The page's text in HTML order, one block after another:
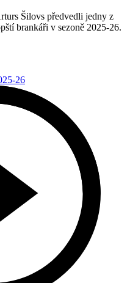
Šilovs předvedli jedny z
brankáři v sezoně 2025-26.